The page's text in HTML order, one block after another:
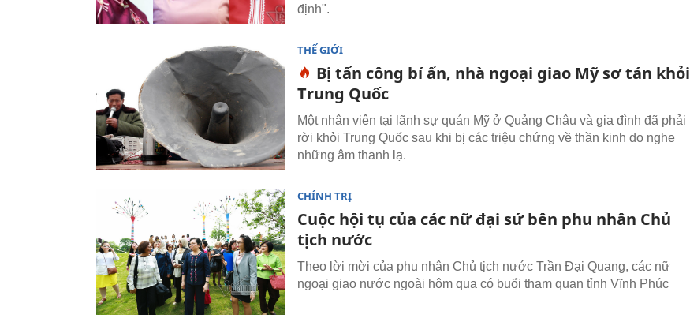
định".
THẾ GIỚI
Bị tấn công bí ẩn, nhà ngoại giao Mỹ sơ tán khỏi
Trung Quốc
Một nhân viên tại lãnh sự quán Mỹ ở Quảng Châu và gia đình đã phải
rời khỏi Trung Quốc sau khi bị các triệu chứng về thần kinh do nghe
những âm thanh lạ.
CHÍNH TRỊ
Cuộc hội tụ của các nữ đại sứ bên phu nhân Chủ
tịch nước
Theo lời mời của phu nhân Chủ tịch nước Trần Đại Quang, các nữ
ngoại giao nước ngoài hôm qua có buổi tham quan tỉnh Vĩnh Phúc